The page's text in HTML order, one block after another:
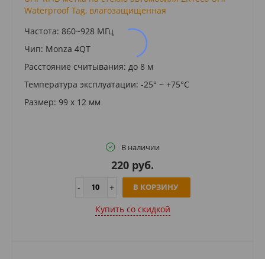
Waterproof Tag, влагозащищенная
Частота: 860~928 МГц
Чип: Monza 4QT
Расстояние считывания: до 8 м
Температура эксплуатации: -25° ~ +75°С
Размер: 99 х 12 мм
В наличии
220 руб.
В КОРЗИНУ
Купить cо скидкой